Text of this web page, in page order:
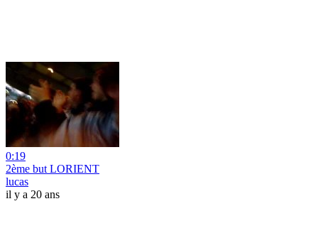
0:19
2ème but LORIENT
lucas
il y a 20 ans